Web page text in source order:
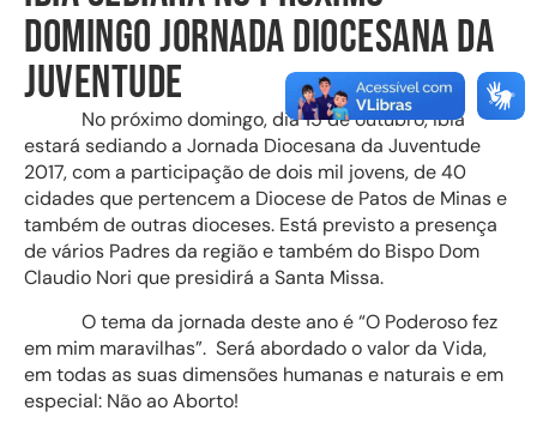
DOMINGO JORNADA DIOCESANA DA
JUVENTUDE
No próximo domingo, dia 15 de outubro, Ibiá
estará sediando a Jornada Diocesana da Juventude
2017, com a participação de dois mil jovens, de 40
cidades que pertencem a Diocese de Patos de Minas e
também de outras dioceses. Está previsto a presença
de vários Padres da região e também do Bispo Dom
Claudio Nori que presidirá a Santa Missa.
O tema da jornada deste ano é “O Poderoso fez
em mim maravilhas”. Será abordado o valor da Vida,
em todas as suas dimensões humanas e naturais e em
especial: Não ao Aborto!